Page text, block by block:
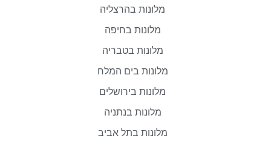
מלונות בהרצליה
מלונות בחיפה
מלונות בטבריה
מלונות בים המלח
מלונות בירושלים
מלונות בנתניה
מלונות בתל אביב